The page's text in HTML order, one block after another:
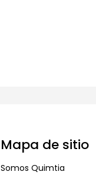
Mapa de sitio
Somos Quimtia